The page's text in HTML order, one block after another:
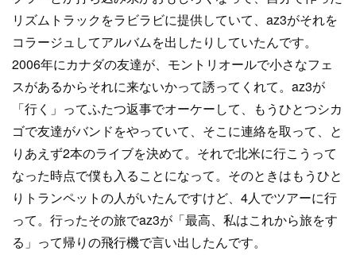
リズムトラックをラビラビに提供していて、az3がそれを
コラージュしてアルバムを出したりしていたんです。
2006年にカナダの友達が、モントリオールで小さなフェ
スがあるからそれに来ないかって誘ってくれて。az3が
「行く」ってふたつ返事でオーケーして、もうひとつシカ
ゴで友達がバンドをやっていて、そこに連絡を取って、と
りあえず2本のライブを決めて。それで北米に行こうって
なった時点で僕も入ることになって。そのときはもうひと
りトランペットの人がいたんですけど、4人でツアーに行
って。行ったその旅でaz3が「最高、私はこれから旅をす
る」って帰りの飛行機で言い出したんです。